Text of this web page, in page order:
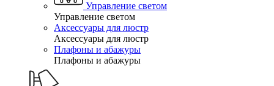
Управление светом
Управление светом
Аксессуары для люстр
Аксессуары для люстр
Плафоны и абажуры
Плафоны и абажуры